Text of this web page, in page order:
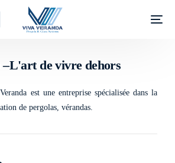
vivre dehors
de vivre dehors
est une entreprise spécialisée dans la
de pergolas, vérandas.